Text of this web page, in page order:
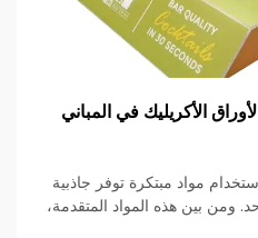
الأكريليك في المباني
مواد مبتكرة توفر جاذبية
ومن بين هذه المواد المتقدمة،